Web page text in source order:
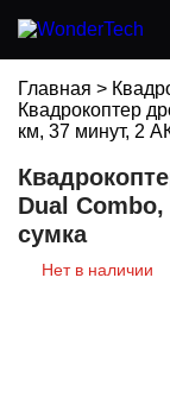
Главная >
Квадрокоптер
км, 37 минут, 2
Dual
сумка
Нет в наличии